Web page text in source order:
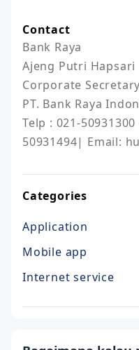
Contact
Bank Raya
Ajeng Putri Hapsari
Corporate Secretary
PT. Bank Raya
Telp : 021-
50931494| Email:
Categories
Application
Mobile app
Internet service